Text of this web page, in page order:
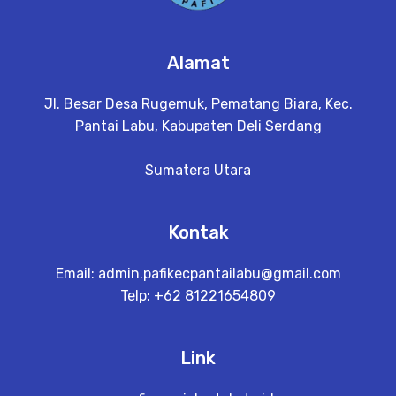
Alamat
Jl. Besar Desa Rugemuk, Pematang Biara, Kec.
Pantai Labu, Kabupaten Deli Serdang
Sumatera Utara
Kontak
Email: admin.pafikecpantailabu@gmail.com
Telp: +62 81221654809
Link